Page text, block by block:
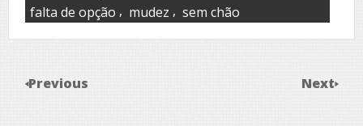
falta de opção , mudez , sem chão
Previous Next